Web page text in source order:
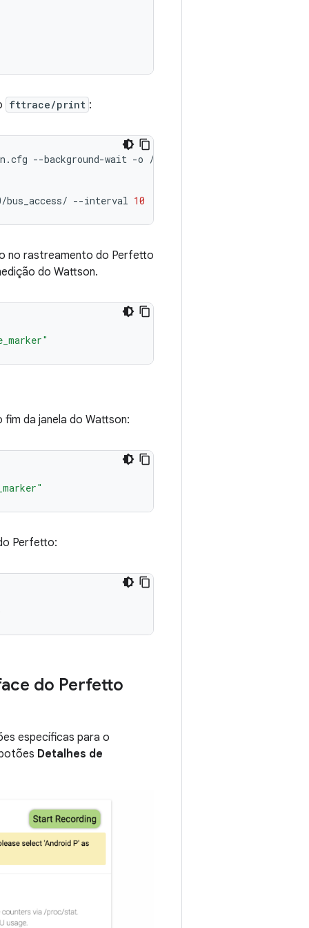
fttrace/print :
--background-wait -o /data/misc/perfetto-traces/
bus_access/ --interval 10
no rastreamento do Perfetto
do Wattson.
da janela do Wattson:
Perfetto:
do Perfetto
específicas para o
Detalhes de